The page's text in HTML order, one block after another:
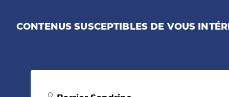
CONTENUS SUSCEPTIBLES DE VOUS